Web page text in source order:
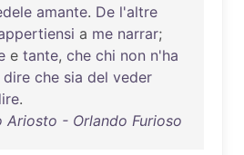
amante. De l'altre
a me narrar;
e tante, che chi non n'ha
dire che sia del veder
.
Ariosto - Orlando Furioso